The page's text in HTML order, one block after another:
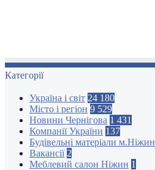
Категорії
Україна і світ 24 180
Місто і регіон 9 529
Новини Чернігова 1 431
Компанії України 137
Будівельні матеріали м.Ніжин
Вакансії 2
Меблевий салон Ніжин 1